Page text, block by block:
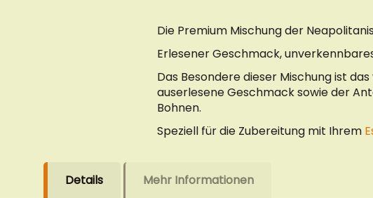
Die Premium Mischung der
Erlesener Geschmack,
Das Besondere dieser Mischung ist
auserlesene Geschmack sowie der
Bohnen.
Speziell für die Zubereitung mit Ihrem
Details Mehr Informationen